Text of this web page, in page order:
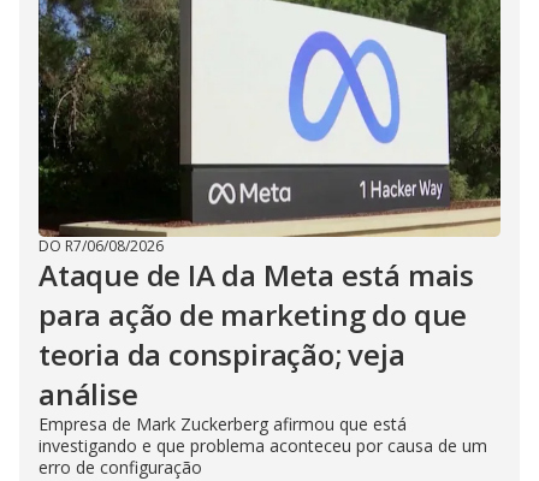
DO R7/06/08/2026
Ataque de IA da Meta está mais
para ação de marketing do que
teoria da conspiração; veja
análise
Empresa de Mark Zuckerberg afirmou que está
investigando e que problema aconteceu por causa de um
erro de configuração